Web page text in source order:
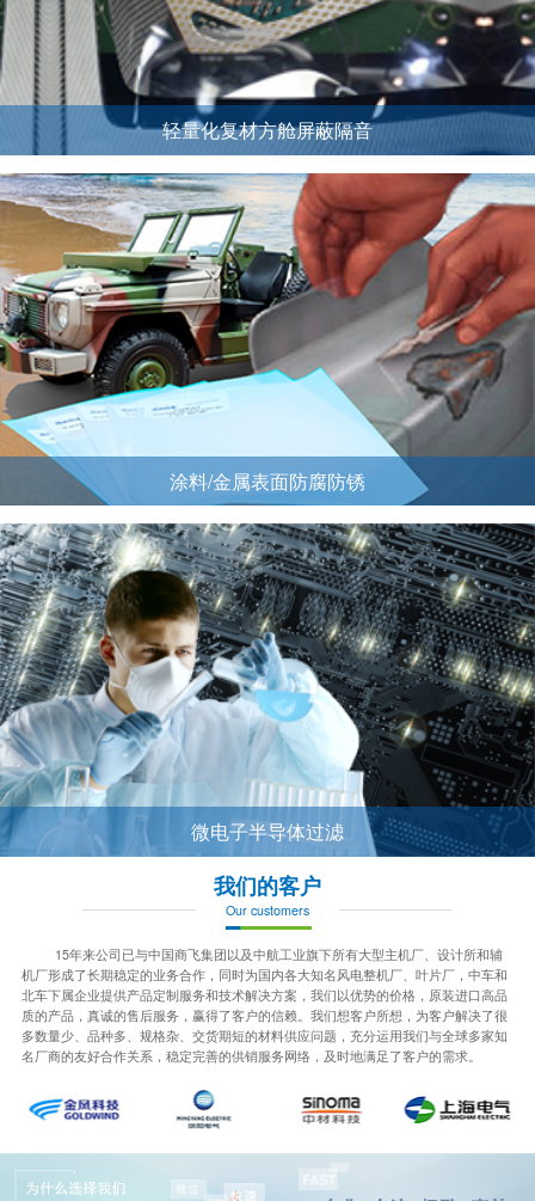
轻量化复材方舱屏蔽隔音
涂料/金属表面防腐防锈
微电子半导体过滤
我们的客户
Our customers
15年来公司已与中国商飞集团以及中航工业旗下所有大型主机厂、设计所和辅
机厂形成了长期稳定的业务合作，同时为国内各大知名风电整机厂、叶片厂，中车和
北车下属企业提供产品定制服务和技术解决方案，我们以优势的价格，原装进口高品
质的产品，真诚的售后服务，赢得了客户的信赖。我们想客户所想，为客户解决了很
多数量少、品种多、规格杂、交货期短的材料供应问题，充分运用我们与全球多家知
名厂商的友好合作关系，稳定完善的供销服务网络，及时地满足了客户的需求。